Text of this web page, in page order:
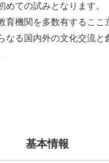
めての試みとなります。
育機関を多数有するここ
なる国内外の文化交流と
基本情報